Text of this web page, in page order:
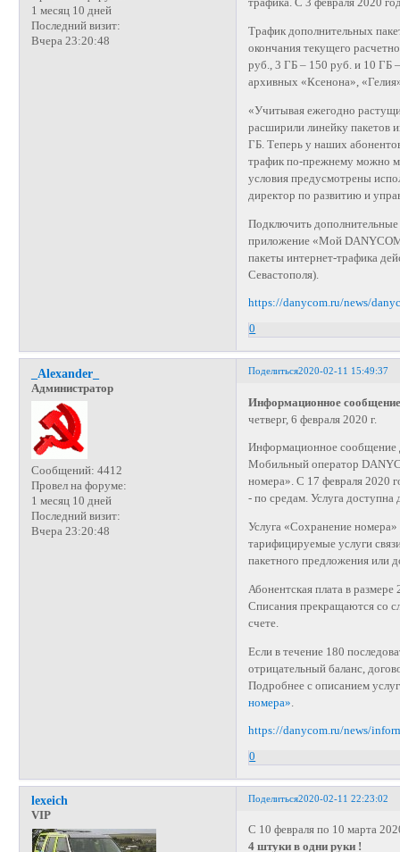
1 месяц 10 дней
Последний визит:
Вчера 23:20:48
трафика. С 3 февраля 2020
Трафик дополнительных
окончания текущего
руб., 3 ГБ – 150 руб. и 10 ГБ
архивных «Ксенона»,
«Учитывая ежегодно
расширили линейку пакетов
ГБ. Теперь у наших
трафик по-прежнему можно
условия предусмотрены
директор по развитию и
Подключить
приложение «Мой
пакеты интернет-трафика
Севастополя).
https://danycom.ru/news/
0
Поделиться2020-02-11 15:49:37
_Alexander_
Администратор
Сообщений: 4412
Провел на форуме:
1 месяц 10 дней
Последний визит:
Вчера 23:20:48
Информационное
четверг, 6 февраля 2020 г.
Информационное сообщение
Мобильный оператор
номера». С 17 февраля 2020
- по средам. Услуга
Услуга «Сохранение номера»
тарифицируемые услуги
пакетного предложения или
Абонентская плата в
Списания прекращаются со
счете.
Если в течение 180
отрицательный баланс,
Подробнее с описанием
номера»
https://danycom.ru/news/
0
Поделиться2020-02-11 22:23:02
lexeich
VIP
С 10 февраля по 10 марта
4 штуки в одни руки !